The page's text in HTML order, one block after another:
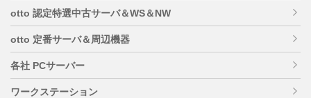
otto 認定特選中古サーバ＆WS＆NW
otto 定番サーバ＆周辺機器
各社 PCサーバー
ワークステーション